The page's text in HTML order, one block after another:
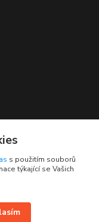
s použitím souborů
týkající se Vašich